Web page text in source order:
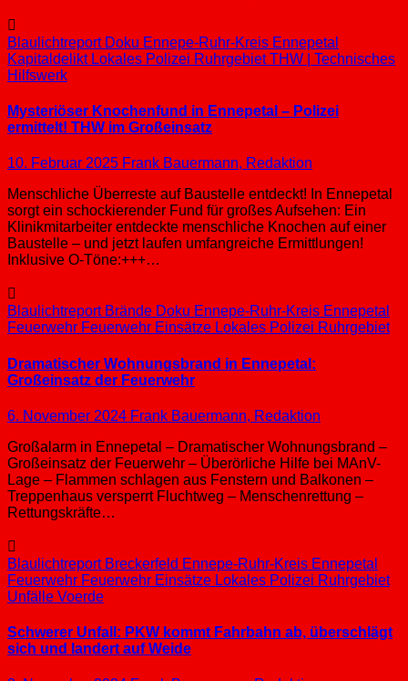
Blaulichtreport Doku Ennepe-Ruhr-Kreis Ennepetal
Kapitaldelikt Lokales Polizei RuhrgebietTHW | Technisches
Hilfswerk
Mysteriöser Knochenfund in Ennepetal – Polizei
ermittelt! THW im Großeinsatz
10. Februar 2025 Frank Bauermann, Redaktion
Menschliche Überreste auf Baustelle entdeckt! In Ennepetal
sorgt ein schockierender Fund für großes Aufsehen: Ein
Klinikmitarbeiter entdeckte menschliche Knochen auf einer
Baustelle – und jetzt laufen umfangreiche Ermittlungen!
Inklusive O-Töne:+++…
Blaulichtreport Brände Doku Ennepe-Ruhr-Kreis Ennepetal
Feuerwehr Feuerwehr Einsätze Lokales Polizei Ruhrgebiet
Dramatischer Wohnungsbrand in Ennepetal:
Großeinsatz der Feuerwehr
6. November 2024 Frank Bauermann, Redaktion
Großalarm in Ennepetal – Dramatischer Wohnungsbrand –
Großeinsatz der Feuerwehr – Überörliche Hilfe bei MAnV-
Lage – Flammen schlagen aus Fenstern und Balkonen –
Treppenhaus versperrt Fluchtweg – Menschenrettung –
Rettungskräfte…
Blaulichtreport Breckerfeld Ennepe-Ruhr-Kreis Ennepetal
Feuerwehr Feuerwehr Einsätze Lokales Polizei Ruhrgebiet
Unfälle Voerde
Schwerer Unfall: PKW kommt Fahrbahn ab, überschlägt
sich und landert auf Weide